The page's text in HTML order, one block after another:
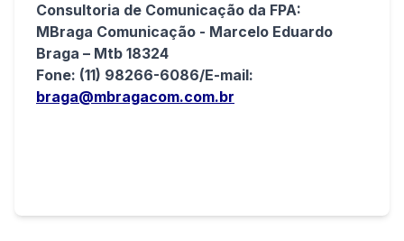
Consultoria de Comunicação da FPA:
MBraga Comunicação - Marcelo Eduardo
Braga – Mtb 18324
Fone: (11) 98266-6086/E-mail:
braga@mbragacom.com.br